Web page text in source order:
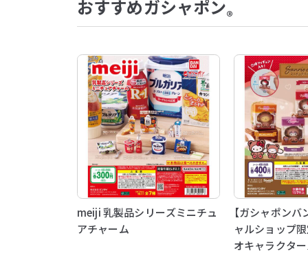
おすすめガシャポン®
meiji 乳製品シリーズミニチュ
アチャーム
【ガシャポン
ャルショップ
オキャラクタ